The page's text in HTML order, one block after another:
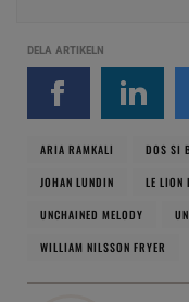
DELA ARTIKELN
ARIA RAMKALI DOS SI
JOHAN LUNDIN
LE LION
UNCHAINED MELODY
WILLIAM NILSSON FRYER